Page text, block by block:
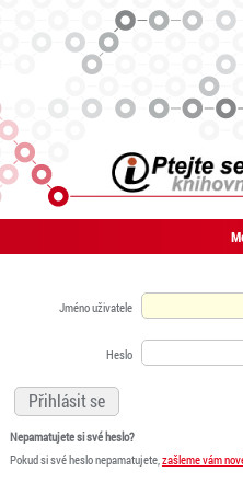
Jméno uživatele
Heslo
Nepamatujete si své heslo?
Pokud si své heslo nepamatujete,zašleme vám